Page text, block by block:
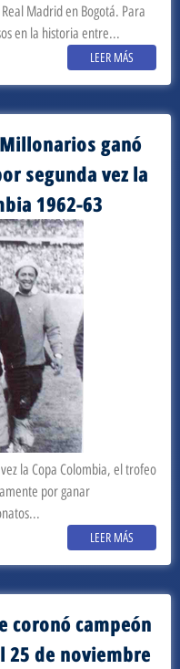
Madrid en Bogotá. Para
en la historia entre...
LEER MÁS
Millonarios ganó
segunda vez la
1962-63
la Copa Colombia, el trofeo
por ganar
LEER MÁS
coronó campeón
25 de noviembre